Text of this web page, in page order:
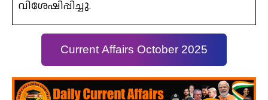
വിശേഷിപ്പിച്ചു.
Current Affairs October 2025